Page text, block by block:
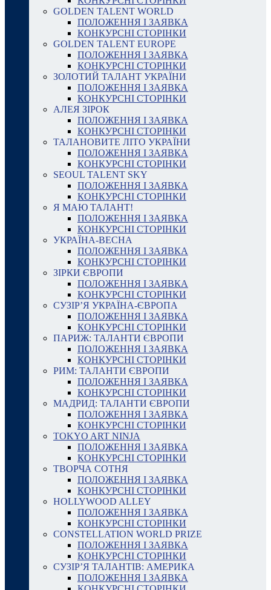
GOLDEN TALENT WORLD
ПОЛОЖЕННЯ І ЗАЯВКА
КОНКУРСНІ СТОРІНКИ
GOLDEN TALENT EUROPE
ПОЛОЖЕННЯ І ЗАЯВКА
КОНКУРСНІ СТОРІНКИ
ЗОЛОТИЙ ТАЛАНТ УКРАЇНИ
ПОЛОЖЕННЯ І ЗАЯВКА
КОНКУРСНІ СТОРІНКИ
АЛЕЯ ЗІРОК
ПОЛОЖЕННЯ І ЗАЯВКА
КОНКУРСНІ СТОРІНКИ
ТАЛАНОВИТЕ ЛІТО УКРАЇНИ
ПОЛОЖЕННЯ І ЗАЯВКА
КОНКУРСНІ СТОРІНКИ
SEOUL TALENT SKY
ПОЛОЖЕННЯ І ЗАЯВКА
КОНКУРСНІ СТОРІНКИ
Я МАЮ ТАЛАНТ!
ПОЛОЖЕННЯ І ЗАЯВКА
КОНКУРСНІ СТОРІНКИ
УКРАЇНА-ВЕСНА
ПОЛОЖЕННЯ І ЗАЯВКА
КОНКУРСНІ СТОРІНКИ
ЗІРКИ ЄВРОПИ
ПОЛОЖЕННЯ І ЗАЯВКА
КОНКУРСНІ СТОРІНКИ
СУЗІР’Я УКРАЇНА-ЄВРОПА
ПОЛОЖЕННЯ І ЗАЯВКА
КОНКУРСНІ СТОРІНКИ
ПАРИЖ: ТАЛАНТИ ЄВРОПИ
ПОЛОЖЕННЯ І ЗАЯВКА
КОНКУРСНІ СТОРІНКИ
РИМ: ТАЛАНТИ ЄВРОПИ
ПОЛОЖЕННЯ І ЗАЯВКА
КОНКУРСНІ СТОРІНКИ
МАДРИД: ТАЛАНТИ ЄВРОПИ
ПОЛОЖЕННЯ І ЗАЯВКА
КОНКУРСНІ СТОРІНКИ
TOKYO ART NINJA
ПОЛОЖЕННЯ І ЗАЯВКА
КОНКУРСНІ СТОРІНКИ
ТВОРЧА СОТНЯ
ПОЛОЖЕННЯ І ЗАЯВКА
КОНКУРСНІ СТОРІНКИ
HOLLYWOOD ALLEY
ПОЛОЖЕННЯ І ЗАЯВКА
КОНКУРСНІ СТОРІНКИ
CONSTELLATION WORLD PRIZE
ПОЛОЖЕННЯ І ЗАЯВКА
КОНКУРСНІ СТОРІНКИ
СУЗІР’Я ТАЛАНТІВ: АМЕРИКА
ПОЛОЖЕННЯ І ЗАЯВКА